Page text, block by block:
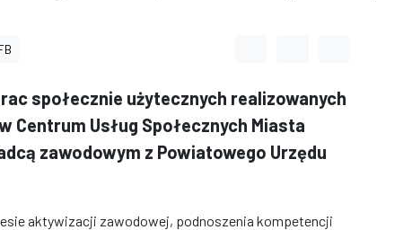
społecznie użytecznych realizowanych
Centrum Usług Społecznych Miasta
zawodowym z Powiatowego Urzędu
aktywizacji zawodowej, podnoszenia kompetencji